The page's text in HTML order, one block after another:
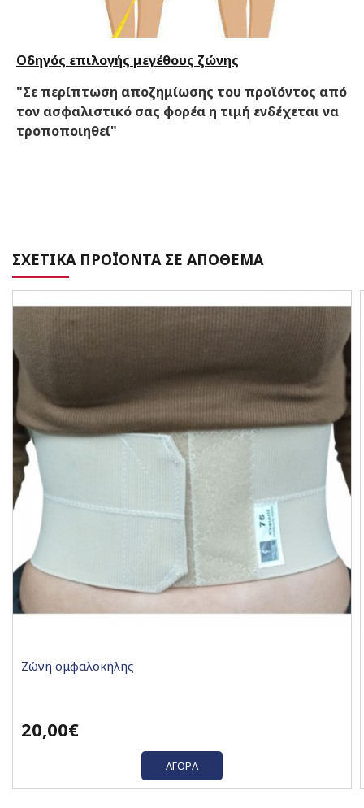
Οδηγός επιλογής μεγέθους ζώνης
"Σε περίπτωση αποζημίωσης του προϊόντος από
τον ασφαλιστικό σας φορέα η τιμή ενδέχεται να
τροποποιηθεί"
ΣΧΕΤΙΚΑ ΠΡΟΪΟΝΤΑ ΣΕ ΑΠΟΘΕΜΑ
Ζώνη ομφαλοκήλης
20,00€
ΑΓΟΡΆ